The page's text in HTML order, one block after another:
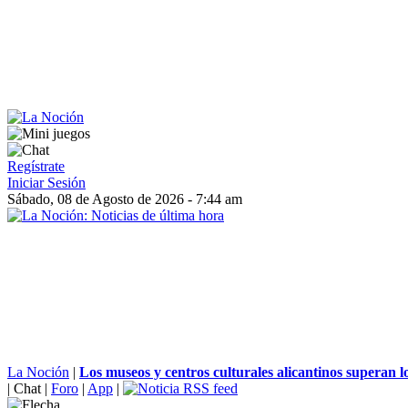
Regístrate
Iniciar Sesión
Sábado, 08 de Agosto de 2026 - 7:44 am
La Noción | Los museos y centros culturales alicantinos superan
| Chat | Foro | App |